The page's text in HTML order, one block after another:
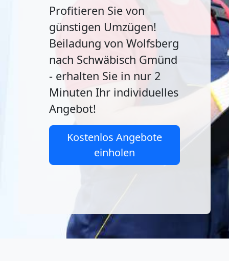
Profitieren Sie von
günstigen Umzügen!
Beiladung von Wolfsberg
nach Schwäbisch Gmünd
- erhalten Sie in nur 2
Minuten Ihr individuelles
Angebot!
Kostenlos Angebote
einholen